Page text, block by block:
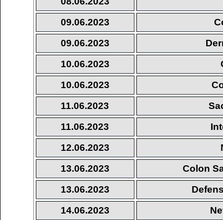
09.06.2023
09.06.2023
10.06.2023
10.06.2023
11.06.2023
11.06.2023
12.06.2023
13.06.2023
Colon
13.06.2023
14.06.2023